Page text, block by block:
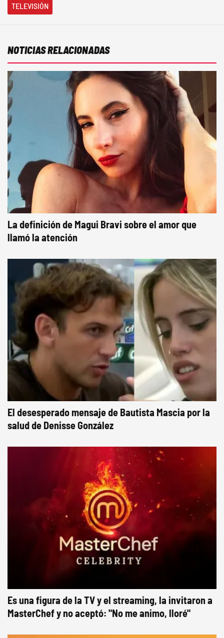
TELEVISIÓN
NOTICIAS RELACIONADAS
La definición de Magui Bravi sobre el amor que
llamó la atención
El desesperado mensaje de Bautista Mascia por la
salud de Denisse González
Es una figura de la TV y el streaming, la invitaron a
MasterChef y no aceptó: "No me animo, lloré"